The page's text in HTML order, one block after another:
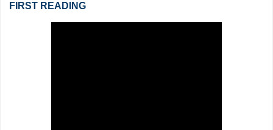
FIRST READING